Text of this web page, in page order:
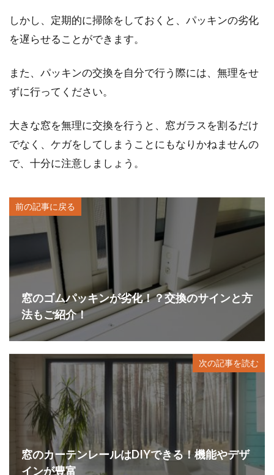
しかし、定期的に掃除をしておくと、パッキンの劣化
を遅らせることができます。
また、パッキンの交換を自分で行う際には、無理をせ
ずに行ってください。
大きな窓を無理に交換を行うと、窓ガラスを割るだけ
でなく、ケガをしてしまうことにもなりかねませんの
で、十分に注意しましょう。
前の記事に戻る
窓のゴムパッキンが劣化！？交換のサインと方
法もご紹介！
次の記事を読む
窓のカーテンレールはDIYできる！機能やデザ
インが豊富